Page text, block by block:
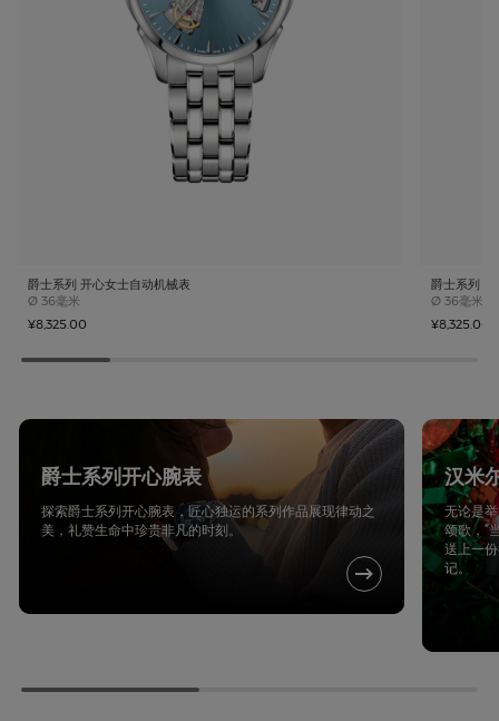
爵士系列 开心女士自动机械表
Ø Case size
36毫米
¥8,325.00
爵士系列
Ø Case size
36毫米
¥8,325.00
爵士系列开心腕表
探索爵士系列开心腕表，匠心独运的系列作品展现律动之
美，礼赞生命中珍贵非凡的时刻。
汉米
无论是
颂歌，“
送上一
记。